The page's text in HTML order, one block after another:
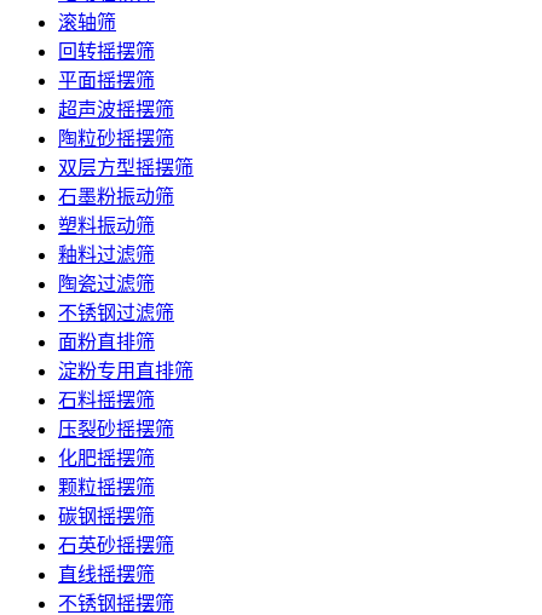
滚轴筛
回转摇摆筛
平面摇摆筛
超声波摇摆筛
陶粒砂摇摆筛
双层方型摇摆筛
石墨粉振动筛
塑料振动筛
釉料过滤筛
陶瓷过滤筛
不锈钢过滤筛
面粉直排筛
淀粉专用直排筛
石料摇摆筛
压裂砂摇摆筛
化肥摇摆筛
颗粒摇摆筛
碳钢摇摆筛
石英砂摇摆筛
直线摇摆筛
不锈钢摇摆筛